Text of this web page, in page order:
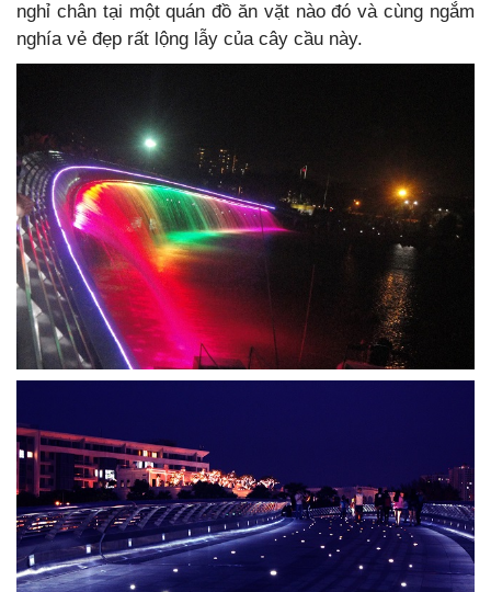
nghỉ chân tại một quán đồ ăn vặt nào đó và cùng ngắm
nghía vẻ đẹp rất lộng lẫy của cây cầu này.